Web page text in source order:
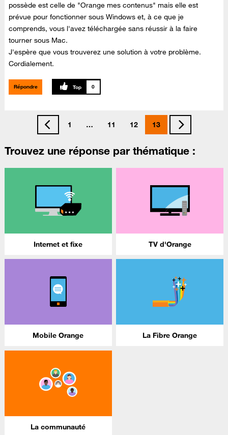
possède est celle de "Orange mes contenus" mais elle est
prévue pour fonctionner sous Windows et, à ce que je
comprends, vous l'avez téléchargée sans réussir à la faire
tourner sous Mac.
J'espère que vous trouverez une solution à votre problème.
Cordialement.
Répondre 0
1 … 11 12 13
Trouvez une réponse par thématique :
Internet et fixe TV d'Orange
Mobile Orange La Fibre Orange
La communauté